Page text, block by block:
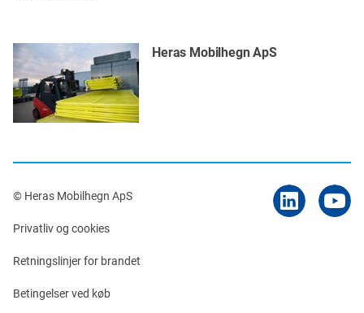
Heras Mobilhegn ApS
© Heras Mobilhegn ApS
Privatliv og cookies
Retningslinjer for brandet
Betingelser ved køb